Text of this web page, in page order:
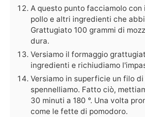
A questo punto facciamolo con
pollo e altri ingredienti che
Grattugiato 100 grammi di
dura.
Versiamo il formaggio
ingredienti e richiudiamo
Versiamo in superficie un filo
spennelliamo. Fatto ciò,
30 minuti a 180 °. Una volta
come le fette di pomodoro.